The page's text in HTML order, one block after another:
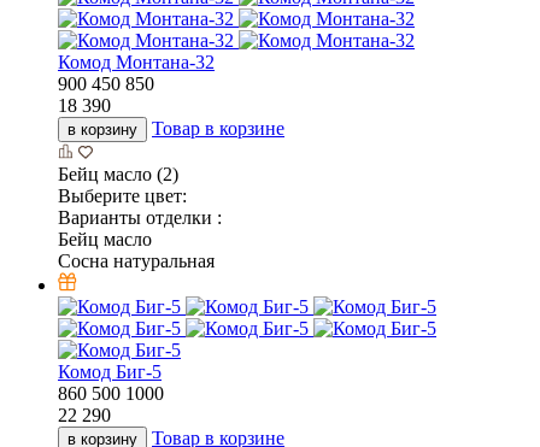
Комод Монтана-32
900 450 850
18 390
в корзину Товар в корзине
Бейц масло (2)
Выберите цвет:
Варианты отделки :
Бейц масло
Сосна натуральная
Комод Биг-5
860 500 1000
22 290
в корзину Товар в корзине